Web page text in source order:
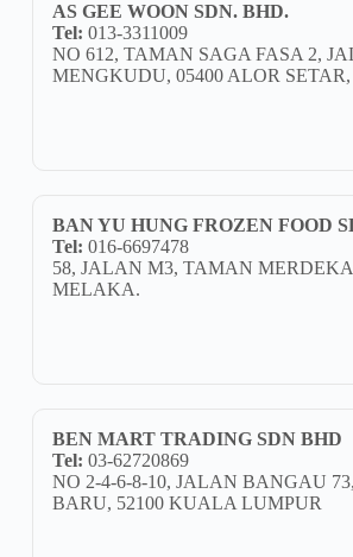
AS GEE WOON SDN. BHD.
Tel: 013-3311009
NO 612, TAMAN SAGA FASA 2,
MENGKUDU, 05400 ALOR
BAN YU HUNG FROZEN FOOD
Tel: 016-6697478
58, JALAN M3, TAMAN
MELAKA.
BEN MART TRADING SDN BHD
Tel: 03-62720869
NO 2-4-6-8-10, JALAN BANGAU
BARU, 52100 KUALA LUMPUR